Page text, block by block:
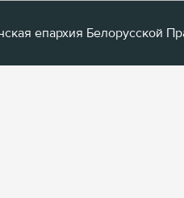
епархия Белорусской